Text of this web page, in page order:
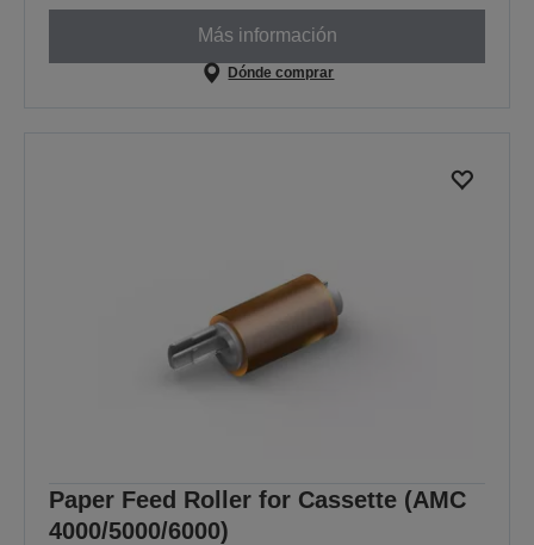
Más información
Dónde comprar
Paper Feed Roller for Cassette (AMC
4000/5000/6000)